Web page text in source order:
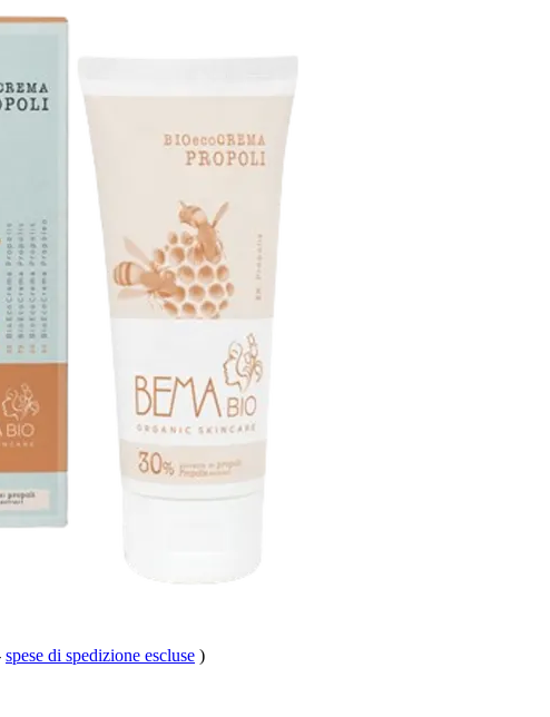
spese di spedizione escluse )